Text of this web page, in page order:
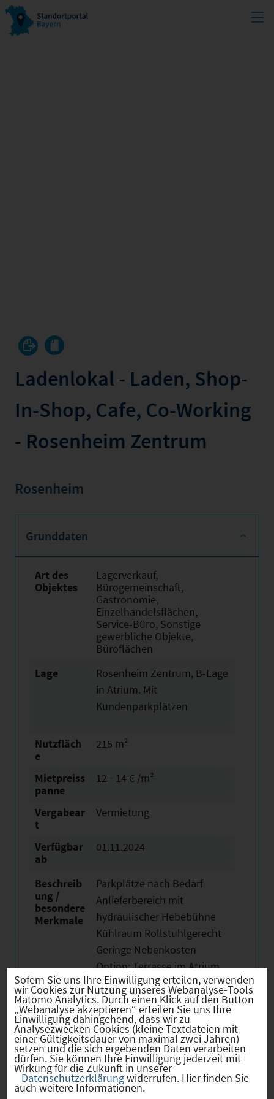
Ladenlokal - Laden, Shop-
In-Shop, Cafe, Co-Working
- Rosenheim Zentrum
Rosenheim
Grunddaten
Art des
Objektes
Lagerverkauf,
Bürogemeinschaft,
Gastronomie,
Einzelhandelsflächen,
Service-Büro, Sonstige
gewerbliche Objekte,
Büroflächen
Lage
Rosenheim Zentrum, B-Lage
in Atrium. Mit
Kundenparkplätzen
Nutzfläch
e
215 m²
Mietpreiss
panne
12 - 14 € /m²
Vergabear
t
Vermietung
Verfügbar
ab
01.11.2024
Beschreib
ung /
besondere
Merkmale
Parkplätze nach Bedarf
Anlieferbereich mit
hydraulischer Hebebühne
Kühlraum Rollstuhlgerecht
Geringe Nebenkosten
Option: Terrasse im Atrium
Bilder
Sofern Sie uns Ihre Einwilligung erteilen, verwenden
wir Cookies zur Nutzung unseres Webanalyse-Tools
Matomo Analytics. Durch einen Klick auf den Button
„Webanalyse akzeptieren“ erteilen Sie uns Ihre
Einwilligung dahingehend, dass wir zu
Analysezwecken Cookies (kleine Textdateien mit
einer Gültigkeitsdauer von maximal zwei Jahren)
setzen und die sich ergebenden Daten verarbeiten
dürfen. Sie können Ihre Einwilligung jederzeit mit
Wirkung für die Zukunft in unserer
Datenschutzerklärungwiderrufen. Hier finden Sie
auch weitere Informationen.